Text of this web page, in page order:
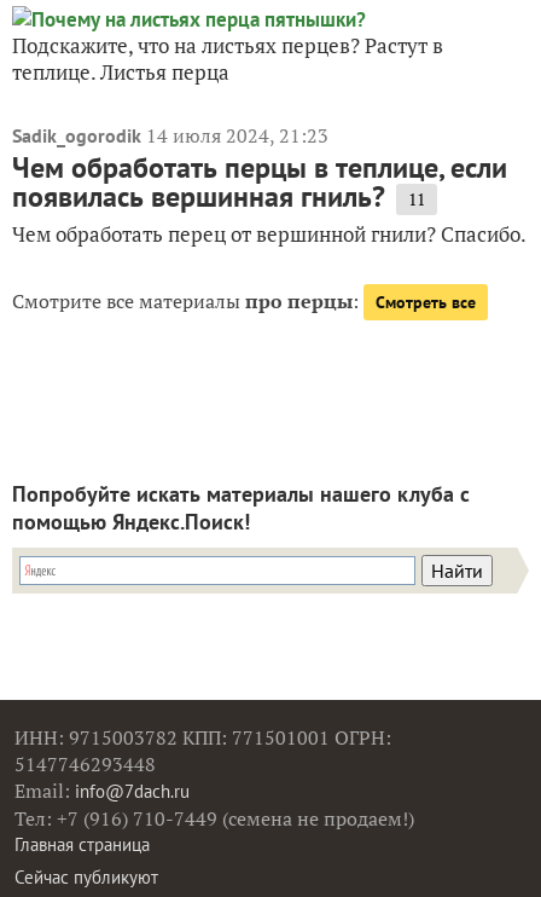
Подскажите, что на листьях перцев? Растут в
теплице. Листья перца
Sadik_ogorodik 14 июля 2024, 21:23
Чем обработать перцы в теплице, если
появилась вершинная гниль? 11
Чем обработать перец от вершинной гнили? Спасибо.
Смотрите все материалыпро перцы: Смотреть все
Попробуйте искать материалы нашего клуба с
помощью Яндекс.Поиск!
ИНН: 9715003782 КПП: 771501001 ОГРН:
5147746293448
Email: info@7dach.ru
Тел: +7 (916) 710-7449 (семена не продаем!)
Главная страница
Сейчас публикуют